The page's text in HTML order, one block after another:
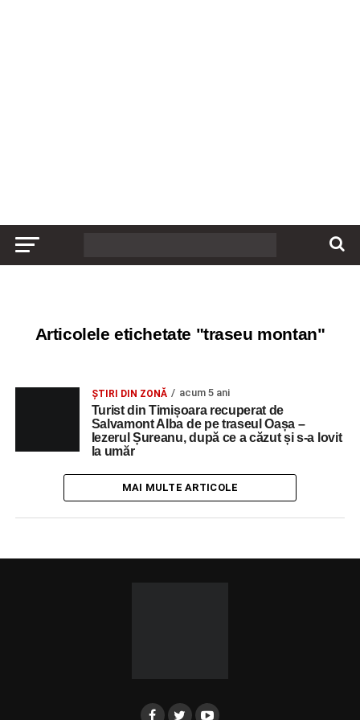
Articolele etichetate "traseu montan"
ȘTIRI DIN ZONĂ acum 5 ani
Turist din Timișoara recuperat de
Salvamont Alba de pe traseul Oașa –
Iezerul Șureanu, după ce a căzut și s-a lovit
la umăr
MAI MULTE ARTICOLE